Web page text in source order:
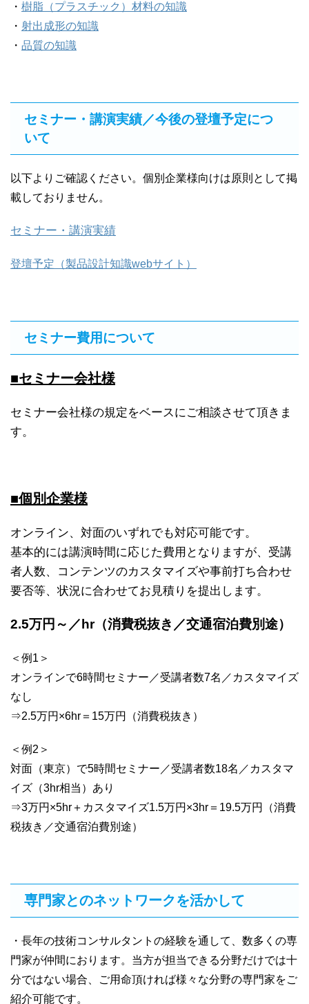
・ 樹脂（プラスチック）材料の知識
・ 射出成形の知識
・ 品質の知識
セミナー・講演実績／今後の登壇予定につ
いて
以下よりご確認ください。個別企業様向けは原則として掲
載しておりません。
セミナー・講演実績
登壇予定（製品設計知識webサイト）
セミナー費用について
■セミナー会社様
セミナー会社様の規定をベースにご相談させて頂きま
す。
■個別企業様
オンライン、対面のいずれでも対応可能です。
基本的には講演時間に応じた費用となりますが、受講
者人数、コンテンツのカスタマイズや事前打ち合わせ
要否等、状況に合わせてお見積りを提出します。
2.5万円～／hr（消費税抜き／交通宿泊費別途）
＜例1＞
オンラインで6時間セミナー／受講者数7名／カスタマイズ
なし
⇒2.5万円×6hr＝15万円（消費税抜き）
＜例2＞
対面（東京）で5時間セミナー／受講者数18名／カスタマ
イズ（3hr相当）あり
⇒3万円×5hr＋カスタマイズ1.5万円×3hr＝19.5万円（消費
税抜き／交通宿泊費別途）
専門家とのネットワークを活かして
・長年の技術コンサルタントの経験を通して、数多くの専
門家が仲間におります。当方が担当できる分野だけでは十
分ではない場合、ご用命頂ければ様々な分野の専門家をご
紹介可能です。